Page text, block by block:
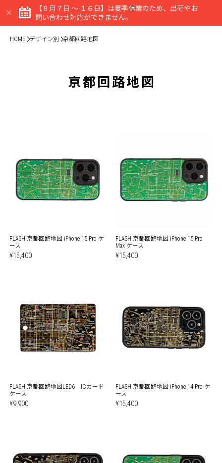
【８月７日 ～ １６日】は夏季休業のため、出荷やお
問い合わせ対応ができません。
HOME デザイン別 京都回路地図
京都回路地図
FLASH 京都回路地図 iPhone 15 Pro ケ
ース
¥15,400
FLASH 京都回路地図 iPhone 15 Pro
Max ケース
¥15,400
FLASH 京都回路地図LED6 ICカード
ケース
¥9,900
FLASH 京都回路地図 iPhone 14 Pro ケ
ース
¥15,400